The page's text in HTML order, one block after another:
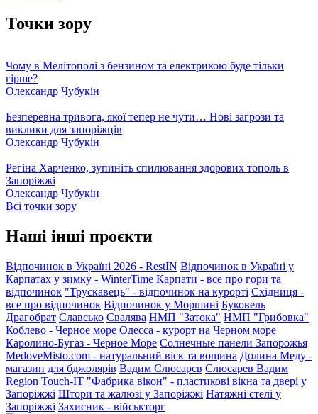
Точки зору
Чому в Мелітополі з бензином та електрикою буде тільки
гірше?
Олександр Чубукін
Безперевна тривога, якої тепер не чути… Нові загрози та
виклики для запоріжців
Олександр Чубукін
Регіна Харченко, зупиніть спилювання здорових тополь в
Запоріжжі
Олександр Чубукін
Всі точки зору
Наші інші проєкти
Відпочинок в Україні 2026 - RestIN Відпочинок в Україні у
Карпатах у зимку - WinterTime Карпати - все про гори та
відпочинок "Трускавець" - відпочинок на курорті Східниця -
все про відпочинок Відпочинок у Моршині Буковель
Драгобрат Славсько Свалява НМП "Затока" НМП "Грибовка"
Коблево - Черное море Одесса - курорт на Черном море
Каролино-Бугаз - Черное Море Солнечные панели Запорожья
MedoveMisto.com - натуральний віск та вощина Долина Меду -
магазин для бджолярів Вадим Слюсарєв Слюсарев Вадим
Region Touch-IT "Фабрика вікон" - пластикові вікна та двері у
Запоріжжі Штори та жалюзі у Запоріжжі Натяжні стелі у
Запоріжжі Захисник - військторг